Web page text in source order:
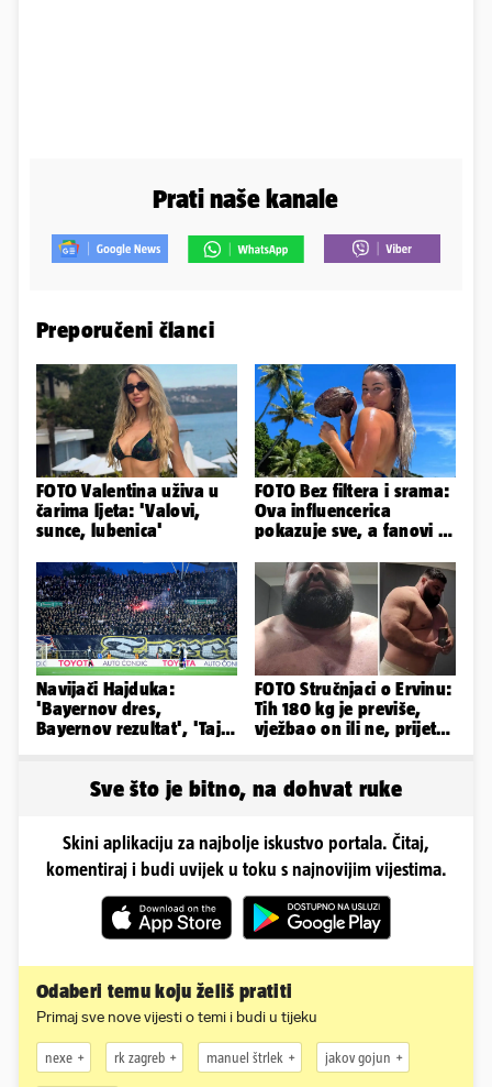
Prati naše kanale
Preporučeni članci
FOTO Valentina uživa u
čarima ljeta: 'Valovi,
sunce, lubenica'
FOTO Bez filtera i srama:
Ova influencerica
pokazuje sve, a fanovi je
Navijači Hajduka:
'Bayernov dres,
Bayernov rezultat', 'Taj
FOTO Stručnjaci o Ervinu:
Tih 180 kg je previše,
vježbao on ili ne, prijete
Sve što je bitno, na dohvat ruke
Skini aplikaciju za najbolje iskustvo portala. Čitaj,
komentiraj i budi uvijek u toku s najnovijim vijestima.
Odaberi temu koju želiš pratiti
Primaj sve nove vijesti o temi i budi u tijeku
nexe rk zagreb manuel štrlek jakov gojun